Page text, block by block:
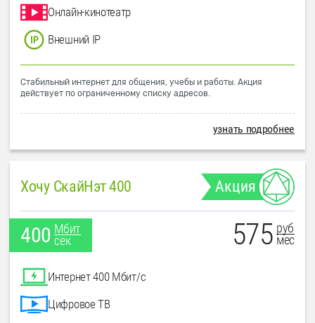
Онлайн-кинотеатр
Внешний IP
Стабильный интернет для общения, учебы и работы. Акция
действует по ограниченному списку адресов.
узнать подробнее
Хочу СкайНэт 400 Акция
400 Мбит
сек
575 руб
мес
Интернет 400 Мбит/с
Цифровое ТВ